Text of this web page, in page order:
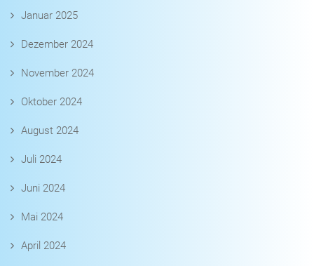
Januar 2025
Dezember 2024
November 2024
Oktober 2024
August 2024
Juli 2024
Juni 2024
Mai 2024
April 2024